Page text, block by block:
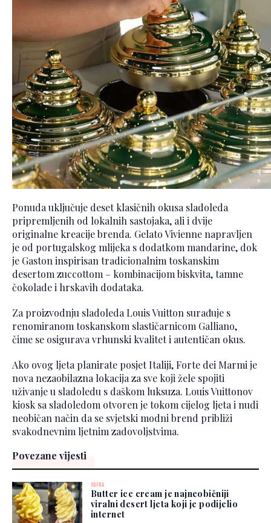
Ponuda uključuje deset klasičnih okusa sladoleda
pripremljenih od lokalnih sastojaka, ali i dvije
originalne kreacije brenda. Gelato Vivienne napravljen
je od portugalskog mlijeka s dodatkom mandarine, dok
je Gaston inspirisan tradicionalnim toskanskim
desertom zuccottom – kombinacijom biskvita, tamne
čokolade i hrskavih dodataka.
Za proizvodnju sladoleda Louis Vuitton surađuje s
renomiranom toskanskom slastičarnicom Galliano,
čime se osigurava vrhunski kvalitet i autentičan okus.
Ako ovog ljeta planirate posjet Italiji, Forte dei Marmi je
nova nezaobilazna lokacija za sve koji žele spojiti
uživanje u sladoledu s daškom luksuza. Louis Vuittonov
kiosk sa sladoledom otvoren je tokom cijelog ljeta i nudi
neobičan način da se svjetski modni brend približi
svakodnevnim ljetnim zadovoljstvima.
Povezane vijesti
SOFRA
Butter ice cream je najneobičniji
viralni desert ljeta koji je podijelio
internet